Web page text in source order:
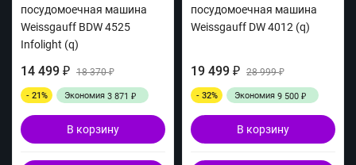
посудомоечная машина
Weissgauff BDW 4525
Infolight (q)
14 499 ₽ 18 370₽
- 21% Экономия 3 871 ₽
В корзину
посудомоечная машина
Weissgauff DW 4012 (q)
19 499 ₽ 28 999₽
- 32% Экономия 9 500 ₽
В корзину